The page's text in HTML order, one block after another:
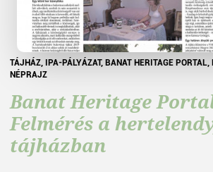
TÁJHÁZ, IPA-PÁLYÁZAT, BANAT HERITAGE PORTAL,
NÉPRAJZ
Banat Heritage
Felmérés a
tájházban